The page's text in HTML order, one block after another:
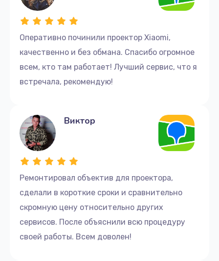
Оперативно починили проектор Xiaomi,
качественно и без обмана. Спасибо огромное
всем, кто там работает! Лучший сервис, что я
встречала, рекомендую!
Ремонтировал объектив для проектора,
сделали в короткие сроки и сравнительно
скромную цену относительно других
сервисов. После объяснили всю процедуру
своей работы. Всем доволен!
Виктор